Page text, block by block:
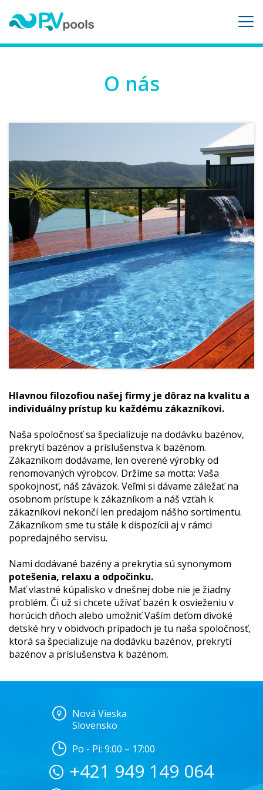
O nás
Hlavnou filozofiou našej firmy je dôraz na kvalitu a
individuálny prístup ku každému zákazníkovi.
Naša spoločnosť sa špecializuje na dodávku bazénov,
prekrytí bazénov a príslušenstva k bazénom.
Zákazníkom dodávame, len overené výrobky od
renomovaných výrobcov. Držíme sa motta: Vaša
spokojnosť, náš záväzok. Veľmi si dávame záležať na
osobnom prístupe k zákazníkom a náš vzťah k
zákazníkovi nekončí len predajom nášho sortimentu.
Zákazníkom sme tu stále k dispozícii aj v rámci
popredajného servisu.
Nami dodávané bazény a prekrytia sú synonymom
potešenia, relaxu a odpočinku.
Mať vlastné kúpalisko v dnešnej dobe nie je žiadny
problém. Či už si chcete užívať bazén k osvieženiu v
horúcich dňoch alebo umožniť Vaším deťom divoké
detské hry v obidvoch prípadoch je tu naša spoločnosť,
ktorá sa špecializuje na dodávku bazénov, prekrytí
bazénov a príslušenstva k bazénom.
Nová Vieska
Slovensko
Po - Pi: 9:00 – 17:00
+421 949 149 064